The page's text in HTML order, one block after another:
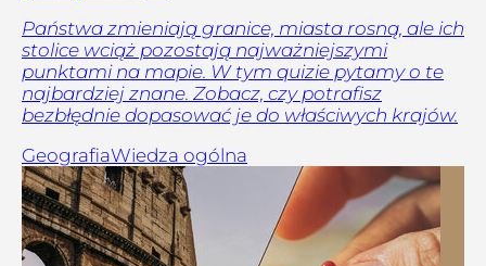
Państwa zmieniają granice, miasta rosną, ale ich
stolice wciąż pozostają najważniejszymi
punktami na mapie. W tym quizie pytamy o te
najbardziej znane. Zobacz, czy potrafisz
bezbłędnie dopasować je do właściwych krajów.
GeografiaWiedza ogólna